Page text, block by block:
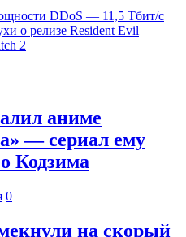
DDoS — 11,5 Тбит/с
о релизе Resident Evil
2
аниме
— сериал ему
Кодзима
0
на скорый